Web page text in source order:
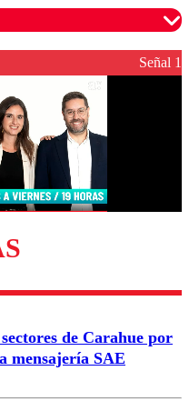
para garantizar un
Enviar comentario
Señal 1
de Carahue por
mensajería SAE